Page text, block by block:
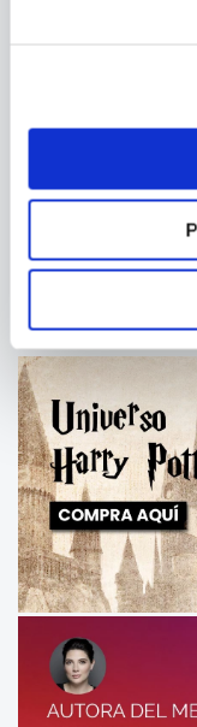
BRAIN QUEST GRADE